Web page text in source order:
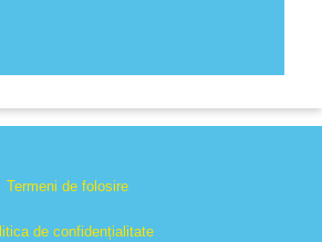
Termeni de folosire
de confidențialitate